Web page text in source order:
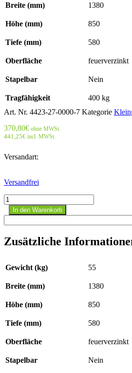
Breite (mm) 1380
Höhe (mm) 850
Tiefe (mm) 580
Oberfläche feuerverzinkt
Stapelbar Nein
Tragfähigkeit
400 kg
Art. Nr. 4423-27-0000-7 Kategorie
370,80€ ohne MWSt.
441,25€ incl. MWSt.
Versandart:
Versandfrei
Kleingebinderegal
FRG,
feuerverzinkt
Menge
In den Warenkorb
Zusätzliche
Gewicht (kg) 55
Breite (mm) 1380
Höhe (mm) 850
Tiefe (mm) 580
Oberfläche feuerverzinkt
Stapelbar Nein